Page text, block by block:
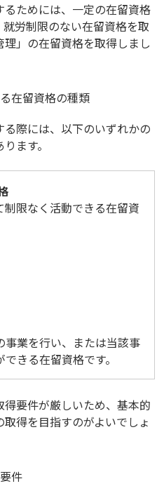
ためには、一定の在留資格
労制限のない在留資格を取
」の在留資格を取得しまし
在留資格の種類
際には、以下のいずれかの
ます。
限なく活動できる在留資
事業を行い、または当該事
きる在留資格です。
要件が厳しいため、基本的
得を目指すのがよいでしょ
件